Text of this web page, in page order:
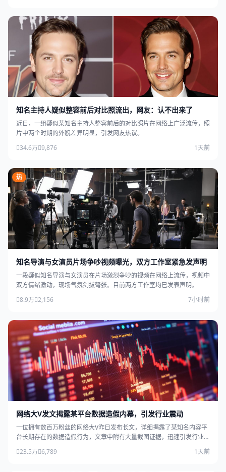
知名主持人疑似整容前后对比照流出，网友：认不出来了
近日，一组疑似某知名主持人整容前后的对比照片在网络上广泛流传，照
片中两个时期的外貌差异明显，引发网友热议。
34.6万 9,876 1天前
热
知名导演与女演员片场争吵视频曝光，双方工作室紧急发声明
一段疑似知名导演与女演员在片场激烈争吵的视频在网络上流传，视频中
双方情绪激动，现场气氛剑拔弩张。目前两方工作室均已发表声明。
8.9万 2,156 7小时前
网络大V发文揭露某平台数据造假内幕，引发行业震动
一位拥有数百万粉丝的网络大V昨日发布长文，详细揭露了某知名内容平
台长期存在的数据造假行为，文章中附有大量截图证据，迅速引发行业广
23.5万 6,789 1天前